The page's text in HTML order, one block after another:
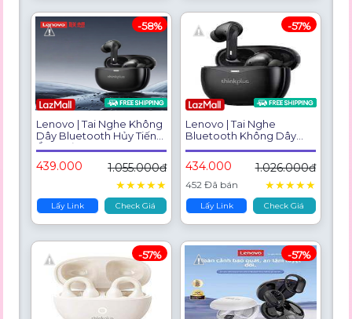
Lenovo | Tai Nghe Không
Dây Bluetooth Hủy Tiếng
Ồn Chất Lượng Cao
439.000
1.055.000đ
★★★★★
Lấy Link Check Giá
-58%
Lenovo | Tai Nghe
Bluetooth Không Dây
Nhét Tai
434.000 1.026.000đ
452 Đã bán ★★★★★
Lấy Link Check Giá
-57%
-57% -57%